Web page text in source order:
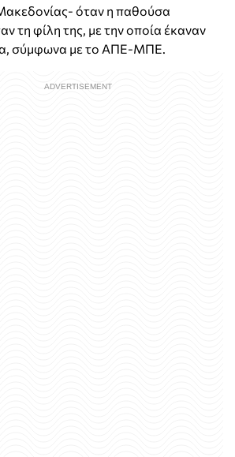
όταν η παθούσα
τη φίλη της, με την οποία έκαναν
σύμφωνα με το ΑΠΕ-ΜΠΕ.